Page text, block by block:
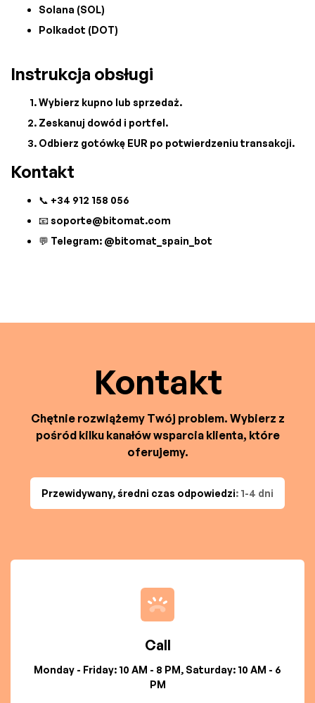
Solana (SOL)
Polkadot (DOT)
Instrukcja obsługi
Wybierz kupno lub sprzedaż.
Zeskanuj dowód i portfel.
Odbierz gotówkę EUR po potwierdzeniu transakcji.
Kontakt
📞 +34 912 158 056
📧soporte@bitomat.com
💬 Telegram: @bitomat_spain_bot
Kontakt
Chętnie rozwiążemy Twój problem. Wybierz z
pośród kilku kanałów wsparcia klienta, które
oferujemy.
Przewidywany, średni czas odpowiedzi: 1-4 dni
Call
Monday - Friday: 10 AM - 8 PM, Saturday: 10 AM - 6
PM